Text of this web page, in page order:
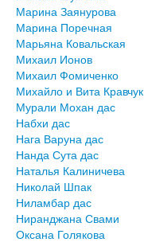
Марина Заянурова
Марина Поречная
Марьяна Ковальская
Михаил Ионов
Михаил Фомиченко
Михайло и Вита Кравчук
Мурали Мохан дас
Набхи дас
Нага Варуна дас
Нанда Сута дас
Наталья Калиничева
Николай Шпак
Ниламбар дас
Ниранджана Свами
Оксана Голякова